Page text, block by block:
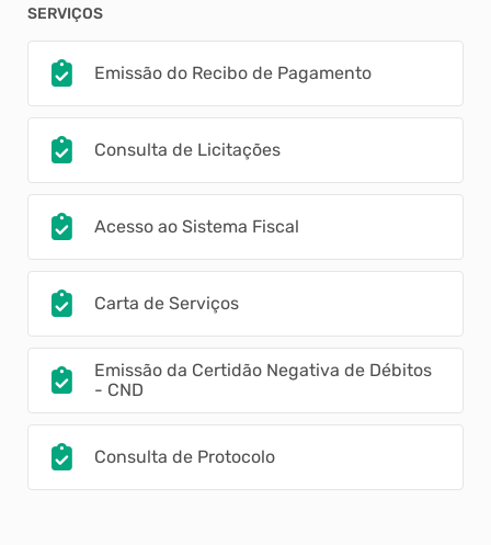
SERVIÇOS
Emissão do Recibo de Pagamento
Consulta de Licitações
Acesso ao Sistema Fiscal
Carta de Serviços
Emissão da Certidão Negativa de Débitos
- CND
Consulta de Protocolo